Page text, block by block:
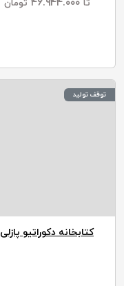
تا ۴۶.۹۴۴.۰۰۰ تومان
توقف تولید
کتابخانه دکوراتیو پازلی